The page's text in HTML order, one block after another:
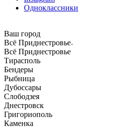
Одноклассники
Ваш город
Всё Приднестровье
Всё Приднестровье
Тирасполь
Бендеры
Рыбница
Дубоссары
Слободзея
Днестровск
Григориополь
Каменка